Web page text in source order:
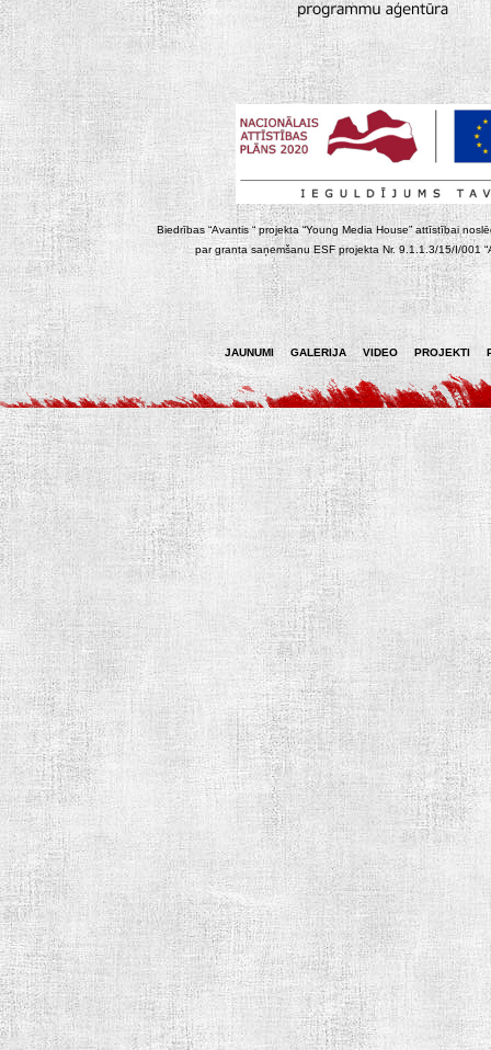
Biedrības “Avantis “ projekta “Young Media House” attīstībai
par granta saņemšanu ESF projekta Nr. 9.1.1.3/15/I/001
JAUNUMI GALERIJA VIDEO PROJEKTI